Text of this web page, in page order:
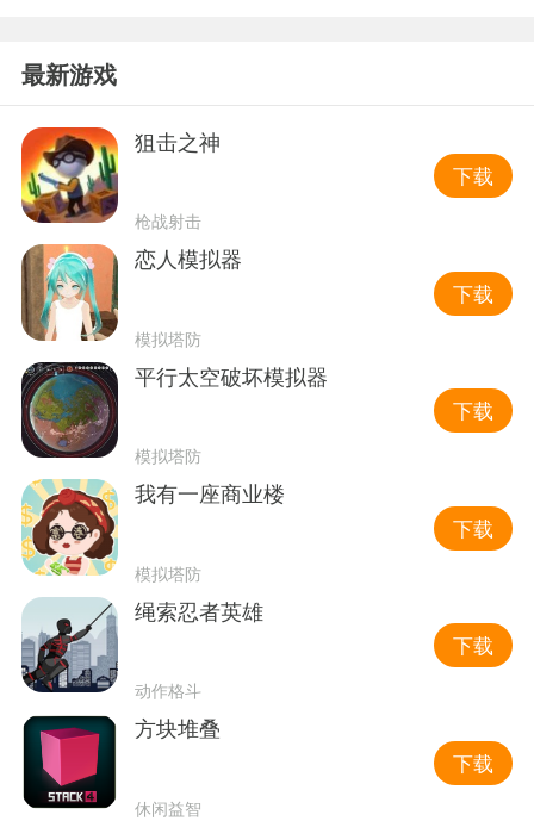
最新游戏
狙击之神
枪战射击
下载
恋人模拟器
模拟塔防
下载
平行太空破坏模拟器
模拟塔防
下载
我有一座商业楼
模拟塔防
下载
绳索忍者英雄
动作格斗
下载
方块堆叠
休闲益智
下载